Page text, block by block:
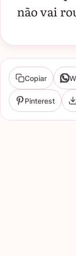
não vai
Copiar
Pinterest